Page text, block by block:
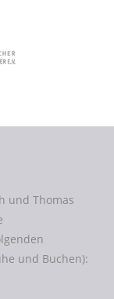
und Thomas
und Buchen):